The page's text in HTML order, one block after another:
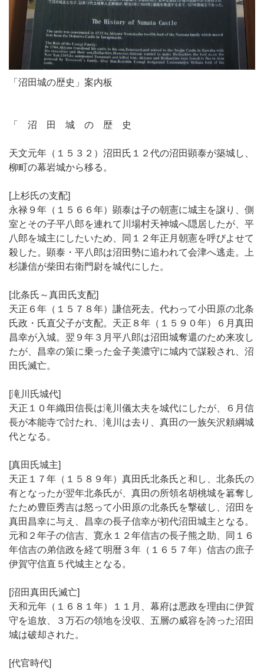
「沼田城の歴史」案内板
「 沼 田 城 の 歴 史
天文元年（１５３２）沼田氏１２代の沼田顕泰が築城し、
柳町の幕岩城から移る。
[上杉氏の支配]
永禄９年（１５６６年）顕泰は子の朝憲に城主を譲り、側
室とその子平八郎を連れて川場村天神城へ隠居したが、平
八郎を城主にしたいため、同１２年正月朝憲を呼びよせて
殺した。顕泰・平八郎は沼田勢に追われて会津へ逃走。上
杉謙信が柴田右衛門尉を城代にした。
[北条氏～真田氏支配]
天正６年（１５７８年）謙信死去。代わって小田原の北条
氏政・氏直父子が支配。天正８年（１５９０年）６月真田
昌幸が入城。翌９年３月平八郎は沼田城奪還のため来攻し
たが、昌幸の策に乗った金子美濃守に城内で謀殺され、沼
田氏滅亡。
[滝川氏城代]
天正１０年織田信長は滝川儀太夫を城代にしたが、６月信
長が本能寺で討たれ、滝川は去り、真田の一族矢沢頼綱城
代となる。
[真田氏城主]
天正１７年（１５８９年）真田氏北条氏と和し、北条氏の
有となったが翌年北条氏が、真田の所領名胡桃城を簒奪し
たため豊臣秀吉は怒って小田原の北条氏を撃破し、沼田を
真田昌幸に与え、昌幸の長子信幸が初代沼田城主となる。
元和２年子の信吉、寛永１２年信吉の長子熊之助、同１６
年信吉の弟信政を経て明暦３年（１６５７年）信吉の庶子
伊賀守信直５代城主となる。
[沼田真田氏滅亡]
天和元年（１６８１年）１１月、幕府は悪政を理由に伊賀
守を追放、３万石の領地を没収、五層の威容を誇った沼田
城は破却された。
[代官時代]